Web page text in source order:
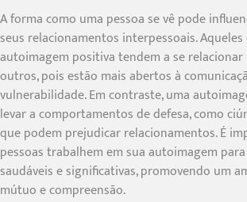
A forma como uma pessoa se vê pode
seus relacionamentos interpessoais.
autoimagem positiva tendem a se
outros, pois estão mais abertos à
vulnerabilidade. Em contraste, uma
levar a comportamentos de defesa, como
que podem prejudicar relacionamentos. É
pessoas trabalhem em sua autoimagem
saudáveis e significativas, promovendo um
mútuo e compreensão.